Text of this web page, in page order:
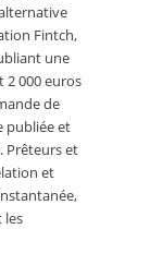
Fintch,
une
2 000 euros
de
publiée et
Prêteurs et
et
les